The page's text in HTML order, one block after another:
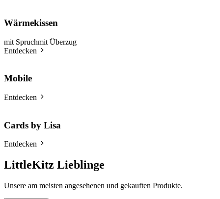
Wärmekissen
mit Spruchmit Überzug
Entdecken
Mobile
Entdecken
Cards by Lisa
Entdecken
LittleKitz Lieblinge
Unsere am meisten angesehenen und gekauften Produkte.